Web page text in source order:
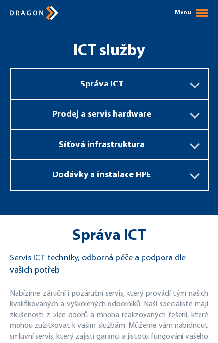
Menu
ICT služby
Správa ICT
Prodej a servis hardware
Síťová infrastruktura
Dodávky a instalace HPE
Správa ICT
Servis ICT techniky, odborná péče a podpora dle
vašich potřeb
Nabízíme záruční i pozáruční servis, který provádí tým našich
kvalifikovaných a vyškolených odborníků. Naši specialisté mají
zkušenosti z více oborů a mnoha realizovaných řešení, které
mohou zužitkovat k vašim službám. Můžeme vám nabídnout
smluvní servis, který zajistí garanci a jistotu fungování vašeho